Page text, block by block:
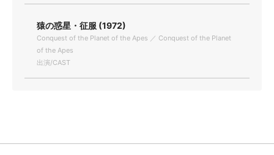
猿の惑星・征服 (1972)
Conquest of the Planet of the Apes ／ Conquest of the Planet
of the Apes
出演/CAST